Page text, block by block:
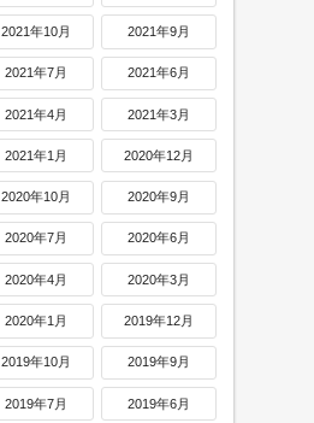
2021年10月 2021年9月
2021年7月 2021年6月
2021年4月 2021年3月
2021年1月 2020年12月
2020年10月 2020年9月
2020年7月 2020年6月
2020年4月 2020年3月
2020年1月 2019年12月
2019年10月 2019年9月
2019年7月 2019年6月